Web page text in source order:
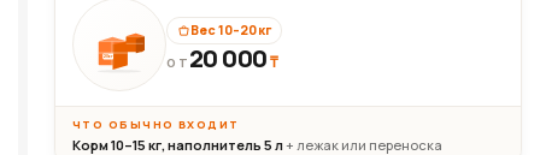
20кг
Вес 10–20 кг
ОТ 20 000₸
ЧТО ОБЫЧНО ВХОДИТ
Корм 10–15 кг, наполнитель 5 л+ лежак или переноска